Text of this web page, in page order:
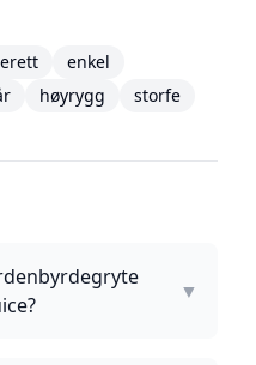
enkel
høyrygg storfe
▼